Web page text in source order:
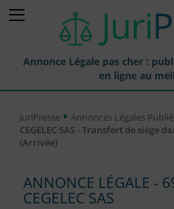
Annonce Légale pas cher :
en ligne au
Annonces Légales Publiées
Journaux Habilités (JAL) Annonces
JuriPresse
Annonces Légales
CEGELEC SAS - Transfert de siège
(Arrivée)
ANNONCE LÉGALE -
CEGELEC SAS